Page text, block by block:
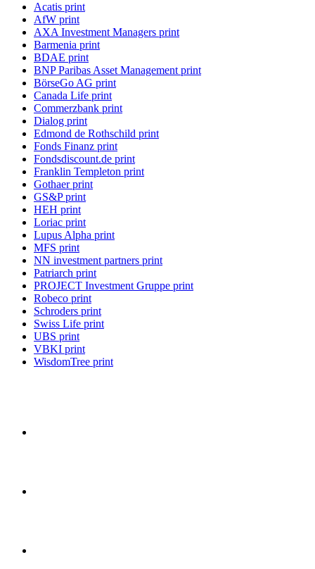
Acatis print
AfW print
AXA Investment Managers print
Barmenia print
BDAE print
BNP Paribas Asset Management print
BörseGo AG print
Canada Life print
Commerzbank print
Dialog print
Edmond de Rothschild print
Fonds Finanz print
Fondsdiscount.de print
Franklin Templeton print
Gothaer print
GS&P print
HEH print
Loriac print
Lupus Alpha print
MFS print
NN investment partners print
Patriarch print
PROJECT Investment Gruppe print
Robeco print
Schroders print
Swiss Life print
UBS print
VBKI print
WisdomTree print